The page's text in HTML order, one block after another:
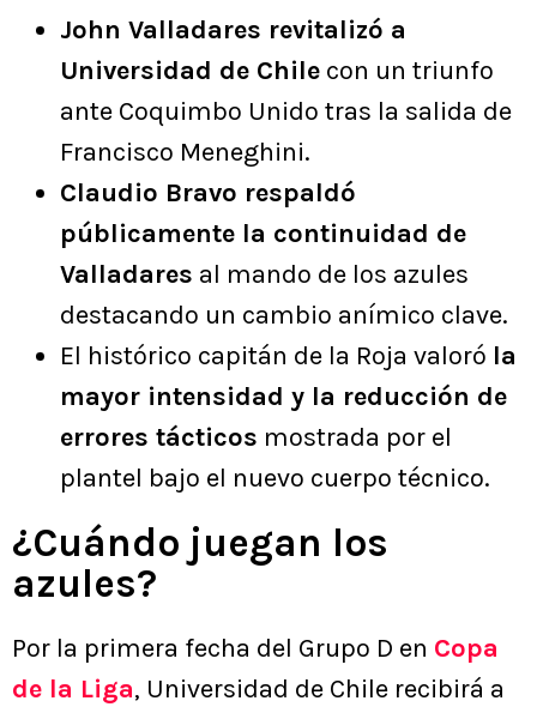
John Valladares revitalizó a
Universidad de Chile con un triunfo
ante Coquimbo Unido tras la salida de
Francisco Meneghini.
Claudio Bravo respaldó
públicamente la continuidad de
Valladares al mando de los azules
destacando un cambio anímico clave.
El histórico capitán de la Roja valoró la
mayor intensidad y la reducción de
errores tácticos mostrada por el
plantel bajo el nuevo cuerpo técnico.
¿Cuándo juegan los
azules?
Por la primera fecha del Grupo D en Copa
de la Liga, Universidad de Chile recibirá a